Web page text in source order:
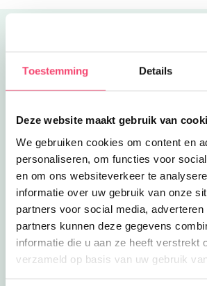
Toestemming Details
Deze website maakt gebruik van
We gebruiken cookies om content en
personaliseren, om functies voor
en om ons websiteverkeer te
informatie over uw gebruik van onze
partners voor social media,
partners kunnen deze gegevens
informatie die u aan ze heeft verstrekt
verzameld op basis van uw gebruik